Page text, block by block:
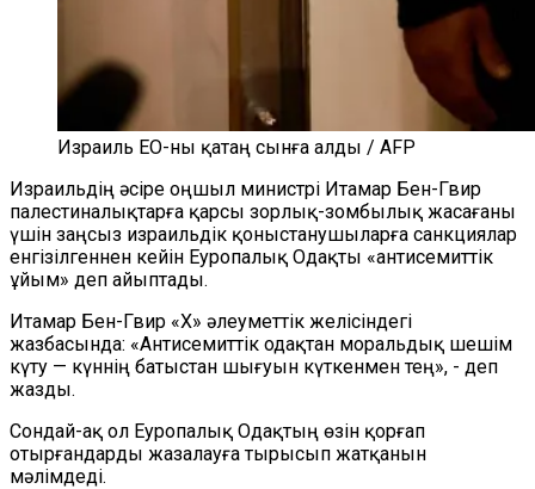
Израиль ЕО-ны қатаң сынға алды / AFP
Израильдің әсіре оңшыл министрі Итамар Бен-Гвир
палестиналықтарға қарсы зорлық-зомбылық жасағаны
үшін заңсыз израильдік қоныстанушыларға санкциялар
енгізілгеннен кейін Еуропалық Одақты «антисемиттік
ұйым» деп айыптады.
Итамар Бен-Гвир «X» әлеуметтік желісіндегі
жазбасында: «Антисемиттік одақтан моральдық шешім
күту — күннің батыстан шығуын күткенмен тең», - деп
жазды.
Сондай-ақ ол Еуропалық Одақтың өзін қорғап
отырғандарды жазалауға тырысып жатқанын
мәлімдеді.